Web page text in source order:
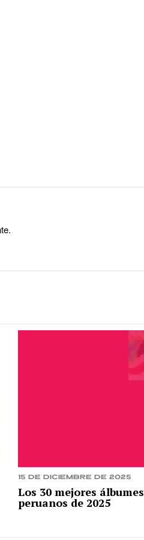
15 de diciembre de 2025
Los 30 mejores álbumes
peruanos de 2025